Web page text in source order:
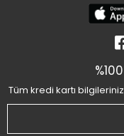
Tüm kredi kartı